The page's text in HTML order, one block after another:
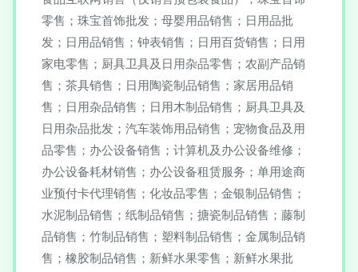
零售；珠宝首饰批发；母婴用品销售；日用品批
发；日用品销售；钟表销售；日用百货销售；日用
家电零售；厨具卫具及日用杂品零售；农副产品销
售；茶具销售；日用陶瓷制品销售；家居用品销
售；日用杂品销售；日用木制品销售；厨具卫具及
日用杂品批发；汽车装饰用品销售；宠物食品及用
品零售；办公设备销售；计算机及办公设备维修；
办公设备耗材销售；办公设备租赁服务；单用途商
业预付卡代理销售；化妆品零售；金银制品销售；
水泥制品销售；纸制品销售；搪瓷制品销售；藤制
品销售；竹制品销售；塑料制品销售；金属制品销
售；橡胶制品销售；新鲜水果零售；新鲜水果批